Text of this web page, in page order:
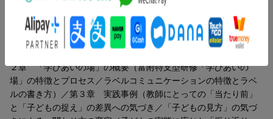
をしていくという、いわば「教員自身のアクティブ・ラーニン
グ」を通して、生徒の学びに寄り添う授業を展開しています。
目次（「BOOK」データベースより）
第１章 新しい学習パラダイムの教師開発の現状（新学習指導要
２章 「学びあいの場」の概要（富附特支型研修「学びあいの
場」の特徴とプロセス／ラベルコミュニケーションの特徴とラベ
ルの書き方）／第３章 実践事例（教師にとっての「当たり前」
と「子どもの捉え」の差異への気づき／「子どもの見方」の気づ